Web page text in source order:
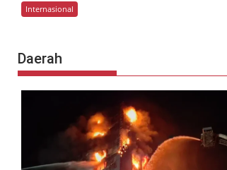
Internasional
Daerah